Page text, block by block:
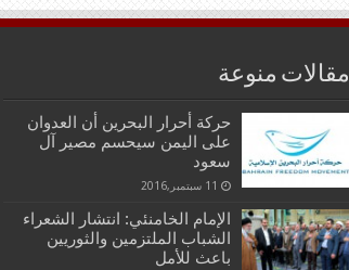
مقالات منوعة
حركة أحرار البحرين أن العدوان
على اليمن سيحسم مصير آل
سعود
11 سبتمبر,2016
الإمام الخامنئي: انتشار الشعراء
الشباب الملتزمين والثوريين
باعث للأمل